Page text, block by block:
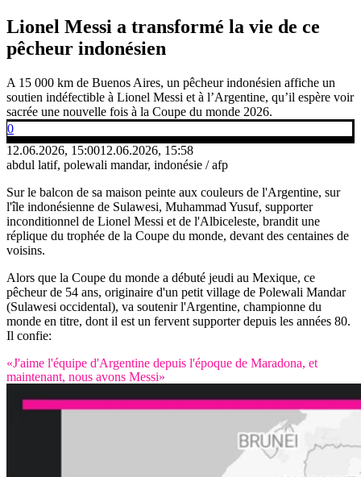
Lionel Messi a transformé la vie de ce
pêcheur indonésien
A 15 000 km de Buenos Aires, un pêcheur indonésien affiche un
soutien indéfectible à Lionel Messi et à l’Argentine, qu’il espère voir
sacrée une nouvelle fois à la Coupe du monde 2026.
0
12.06.2026, 15:0012.06.2026, 15:58
abdul latif, polewali mandar, indonésie / afp
Sur le balcon de sa maison peinte aux couleurs de l'Argentine, sur
l'île indonésienne de Sulawesi, Muhammad Yusuf, supporter
inconditionnel de Lionel Messi et de l'Albiceleste, brandit une
réplique du trophée de la Coupe du monde, devant des centaines de
voisins.
Alors que la Coupe du monde a débuté jeudi au Mexique, ce
pêcheur de 54 ans, originaire d'un petit village de Polewali Mandar
(Sulawesi occidental), va soutenir l'Argentine, championne du
monde en titre, dont il est un fervent supporter depuis les années 80.
Il confie:
«J'aime l'équipe d'Argentine depuis l'époque de Maradona, et
maintenant, nous avons Messi»